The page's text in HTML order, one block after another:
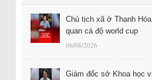
Chủ tịch xã ở Thanh
quan cá độ world cup
06/08/2026
Giám đốc sở Khoa học